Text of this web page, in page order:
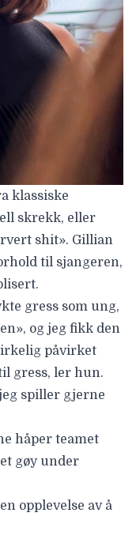
klassiske
skrekk, eller
shit». Gillian
til sjangeren,
gress som ung,
og jeg fikk den
påvirket
gress, ler hun.
spiller gjerne
håper teamet
gøy under
opplevelse av å